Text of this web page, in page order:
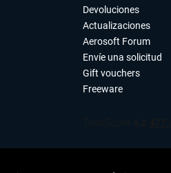
Devoluciones
Actualizaciones
Aerosoft Forum
Envíe una solicitud
Gift vouchers
Freeware